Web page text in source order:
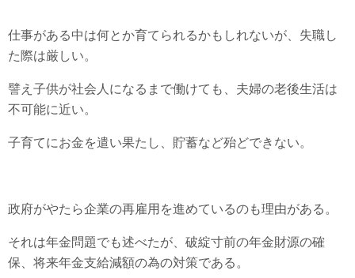
仕事がある中は何とか育てられるかもしれないが、失職し
た際は厳しい。
譬え子供が社会人になるまで働けても、夫婦の老後生活は
不可能に近い。
子育てにお金を遣い果たし、貯蓄など殆どできない。
政府がやたら企業の再雇用を進めているのも理由がある。
それは年金問題でも述べたが、破綻寸前の年金財源の確
保、将来年金支給減額の為の対策である。